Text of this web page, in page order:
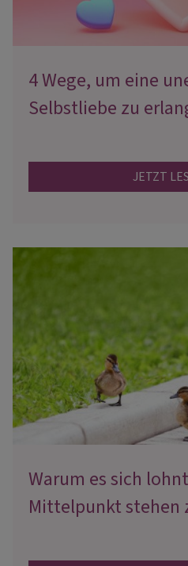
4 Wege, um eine
Selbstliebe zu
JETZT
Warum es sich
Mittelpunkt stehen